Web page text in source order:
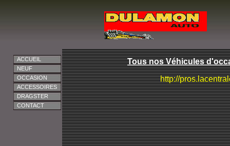
ACCUEIL
NEUF
OCCASION
ACCESSOIRES
DRAGSTER
CONTACT
Tous nos Véhicules
http://